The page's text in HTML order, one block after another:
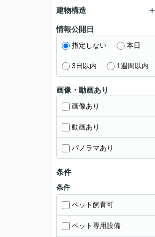
建物構造
情報公開日
指定しない 本日
3日以内 1週間以内
画像・動画あり
画像あり
動画あり
パノラマあり
条件
条件
ペット飼育可
ペット専用設備